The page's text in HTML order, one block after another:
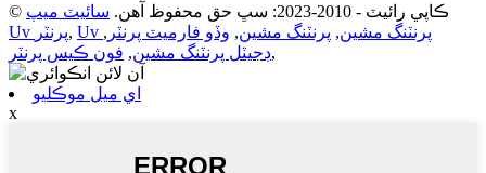
© ڪاپي رائيٽ - 2010-2023: سڀ حق محفوظ آهن.
سائيٽ ميپ
Uv پرنٽر, Uv پرنٽنگ مشين, پرنٽنگ مشين, وڏو فارميٽ پرنٽر ,
ڊجيٽل پرنٽنگ مشين, فون ڪيس پرنٽر ,
اي ميل موڪليو
x